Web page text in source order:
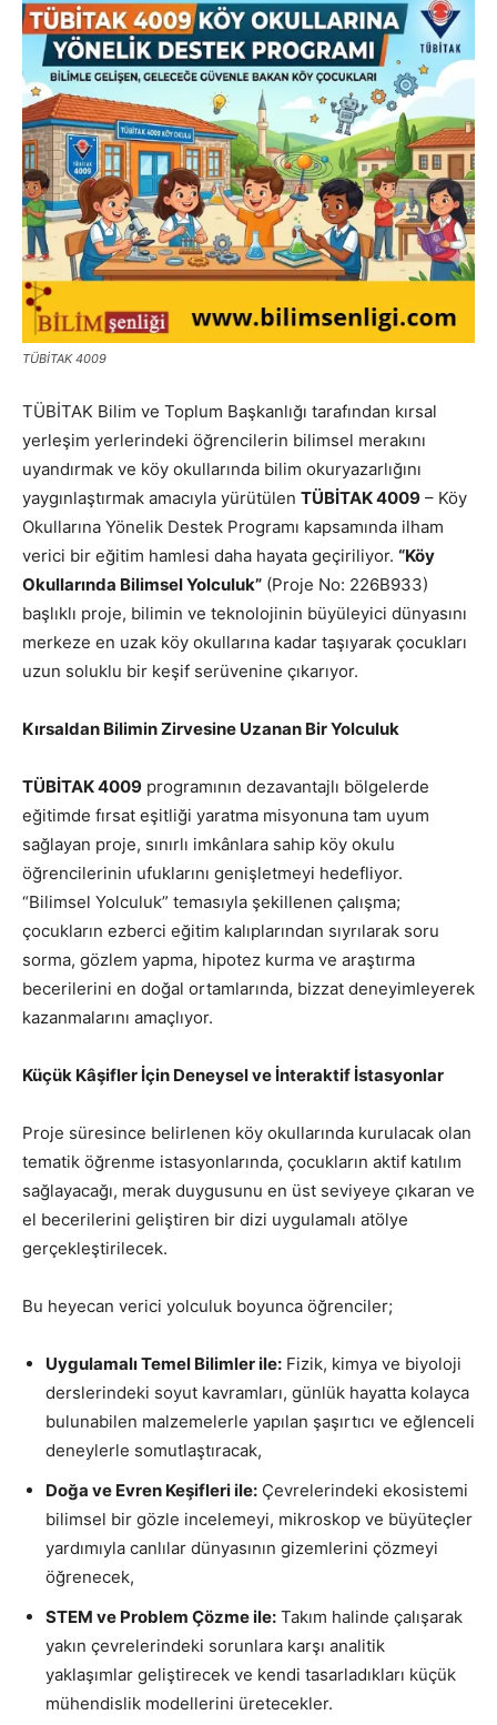
TÜBİTAK 4009
TÜBİTAK Bilim ve Toplum Başkanlığı tarafından kırsal
yerleşim yerlerindeki öğrencilerin bilimsel merakını
uyandırmak ve köy okullarında bilim okuryazarlığını
yaygınlaştırmak amacıyla yürütülen TÜBİTAK 4009 – Köy
Okullarına Yönelik Destek Programı kapsamında ilham
verici bir eğitim hamlesi daha hayata geçiriliyor. “Köy
Okullarında Bilimsel Yolculuk” (Proje No: 226B933)
başlıklı proje, bilimin ve teknolojinin büyüleyici dünyasını
merkeze en uzak köy okullarına kadar taşıyarak çocukları
uzun soluklu bir keşif serüvenine çıkarıyor.
Kırsaldan Bilimin Zirvesine Uzanan Bir Yolculuk
TÜBİTAK 4009 programının dezavantajlı bölgelerde
eğitimde fırsat eşitliği yaratma misyonuna tam uyum
sağlayan proje, sınırlı imkânlara sahip köy okulu
öğrencilerinin ufuklarını genişletmeyi hedefliyor.
“Bilimsel Yolculuk” temasıyla şekillenen çalışma;
çocukların ezberci eğitim kalıplarından sıyrılarak soru
sorma, gözlem yapma, hipotez kurma ve araştırma
becerilerini en doğal ortamlarında, bizzat deneyimleyerek
kazanmalarını amaçlıyor.
Küçük Kâşifler İçin Deneysel ve İnteraktif İstasyonlar
Proje süresince belirlenen köy okullarında kurulacak olan
tematik öğrenme istasyonlarında, çocukların aktif katılım
sağlayacağı, merak duygusunu en üst seviyeye çıkaran ve
el becerilerini geliştiren bir dizi uygulamalı atölye
gerçekleştirilecek.
Bu heyecan verici yolculuk boyunca öğrenciler;
Uygulamalı Temel Bilimler ile: Fizik, kimya ve biyoloji
derslerindeki soyut kavramları, günlük hayatta kolayca
bulunabilen malzemelerle yapılan şaşırtıcı ve eğlenceli
deneylerle somutlaştıracak,
Doğa ve Evren Keşifleri ile: Çevrelerindeki ekosistemi
bilimsel bir gözle incelemeyi, mikroskop ve büyüteçler
yardımıyla canlılar dünyasının gizemlerini çözmeyi
öğrenecek,
STEM ve Problem Çözme ile: Takım halinde çalışarak
yakın çevrelerindeki sorunlara karşı analitik
yaklaşımlar geliştirecek ve kendi tasarladıkları küçük
mühendislik modellerini üretecekler.